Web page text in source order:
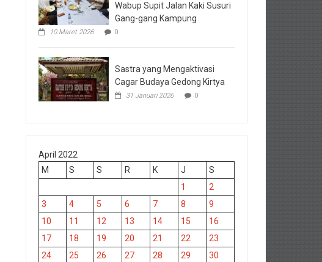
Wabup Supit Jalan Kaki Susuri
Gang-gang Kampung
10 Maret 2026 0
Sastra yang Mengaktivasi
Cagar Budaya Gedong Kirtya
31 Januari 2026 0
April 2022
M
S S R K J
S
1
2
3
4 5 6 7 8
9
10
11 12 13 14 15
16
17
18 19 20 21 22
23
24
25 26 27 28 29 30